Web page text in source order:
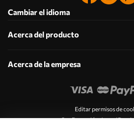
Cambiar el idioma
Acerca del producto
Acerca de la empresa
Editar permisos de